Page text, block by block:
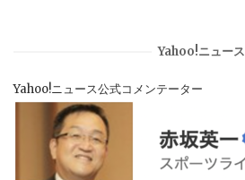
Yahoo!ニュース
Yahoo!ニュース公式コメンテーター